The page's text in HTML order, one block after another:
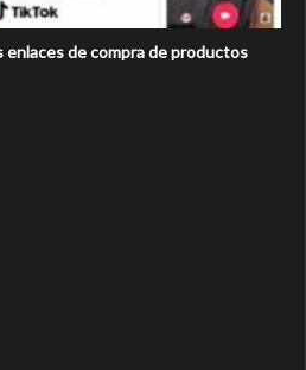
de compra de productos